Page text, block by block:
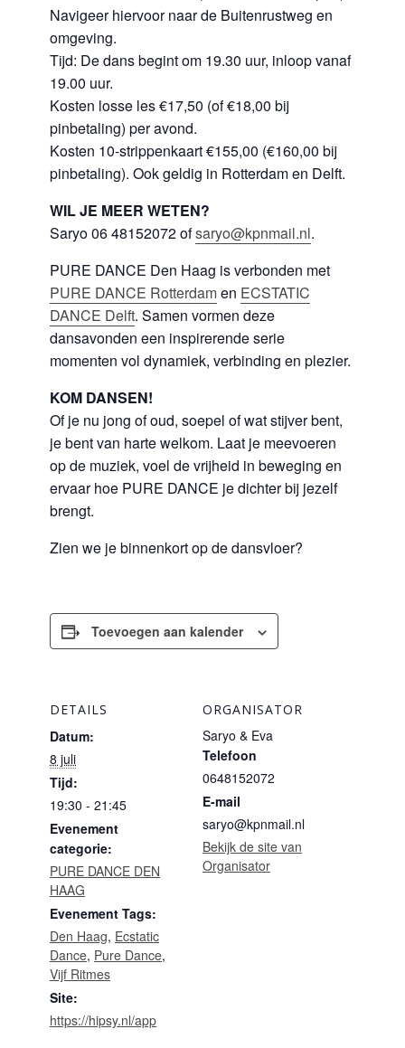
Navigeer hiervoor naar de Buitenrustweg en
omgeving.
Tijd: De dans begint om 19.30 uur, inloop vanaf
19.00 uur.
Kosten losse les €17,50 (of €18,00 bij
pinbetaling) per avond.
Kosten 10-strippenkaart €155,00 (€160,00 bij
pinbetaling). Ook geldig in Rotterdam en Delft.
WIL JE MEER WETEN?
Saryo 06 48152072 ofsaryo@kpnmail.nl.
PURE DANCE Den Haag is verbonden met
PURE DANCE Rotterdamen ECSTATIC
DANCE Delft. Samen vormen deze
dansavonden een inspirerende serie
momenten vol dynamiek, verbinding en plezier.
KOM DANSEN!
Of je nu jong of oud, soepel of wat stijver bent,
je bent van harte welkom. Laat je meevoeren
op de muziek, voel de vrijheid in beweging en
ervaar hoe PURE DANCE je dichter bij jezelf
brengt.
Zien we je binnenkort op de dansvloer?
Toevoegen aan kalender
DETAILS
Datum:
8 juli
Tijd:
19:30 - 21:45
Evenement
categorie:
PURE DANCE DEN
HAAG
Evenement Tags:
Den Haag, Ecstatic
Dance, Pure Dance,
Vijf Ritmes
Site:
https://hipsy.nl/app
ORGANISATOR
Saryo & Eva
Telefoon
0648152072
E-mail
saryo@kpnmail.nl
Bekijk de site van
Organisator